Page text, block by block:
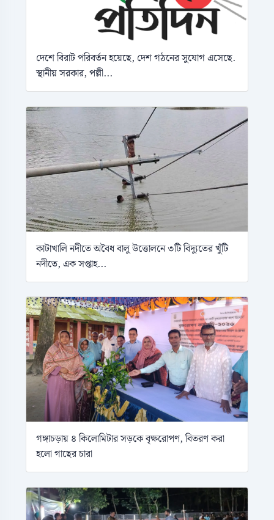
দেশে বিরাট পরিবর্তন হয়েছে, দেশ গঠনের সুযোগ এসেছে.
স্থানীয় সরকার, পল্লী...
কাটাখালি নদীতে অবৈধ বালু উত্তোলনে ৩টি বিদ্যুতের খুঁটি
নদীতে, এক সপ্তাহ...
গঙ্গাচড়ায় ৪ কিলোমিটার সড়কে বৃক্ষরোপণ, বিতরণ করা
হলো গাছের চারা